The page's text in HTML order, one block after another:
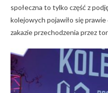
społeczna to tylko część z
kolejowych pojawiło się
zakazie przechodzenia przez